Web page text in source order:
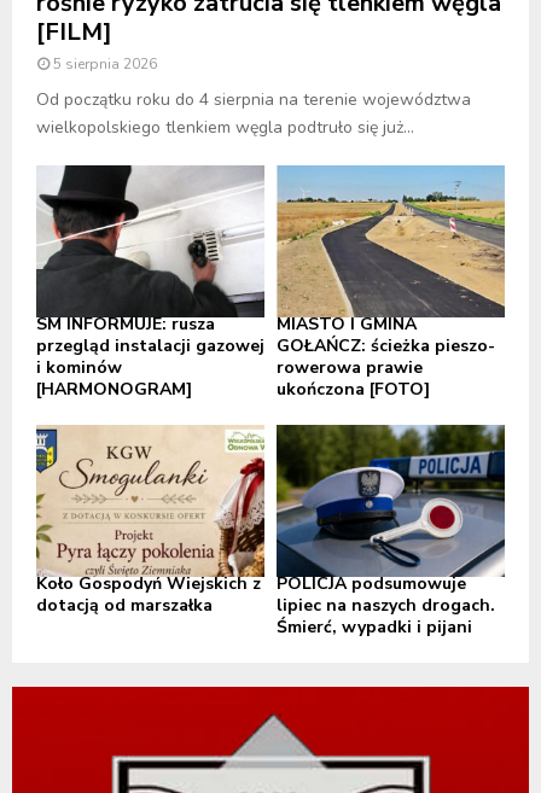
[FILM]
5 sierpnia 2026
Od początku roku do 4 sierpnia na terenie województwa
wielkopolskiego tlenkiem węgla podtruło się już...
SM INFORMUJE: rusza
przegląd instalacji gazowej
i kominów
[HARMONOGRAM]
MIASTO I GMINA
GOŁAŃCZ: ścieżka pieszo-
rowerowa prawie
ukończona [FOTO]
Koło Gospodyń Wiejskich z
dotacją od marszałka
POLICJA podsumowuje
lipiec na naszych drogach.
Śmierć, wypadki i pijani